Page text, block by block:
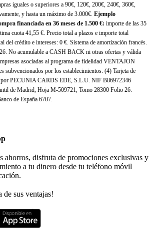
iguales o superiores a 90€, 120€, 200€, 240€, 360€,
y hasta un máximo de 3.000€. Ejemplo
financiada en 36 meses de 1.500 €: importe de las 35
cuota 41,55 €. Precio total a plazos e importe total
del crédito e intereses: 0 €. Sistema de amortización francés.
No acumulable a CASH BACK ni otras ofertas y válida
asociadas al programa de fidelidad VENTAJON
subvencionados por los establecimientos. (4) Tarjeta de
PECUNIA CARDS EDE, S.L.U. NIF B86972346
de Madrid, Hoja M-509721, Tomo 28300 Folio 26.
de España 6707.
ahorros, disfruta de promociones exclusivas y
a tu dinero desde tu teléfono móvil
de sus ventajas!